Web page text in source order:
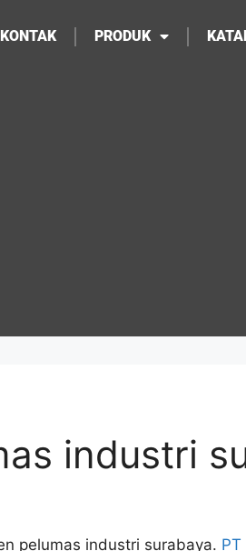
KONTAK PRODUK
industri
pelumas industri surabaya. PT